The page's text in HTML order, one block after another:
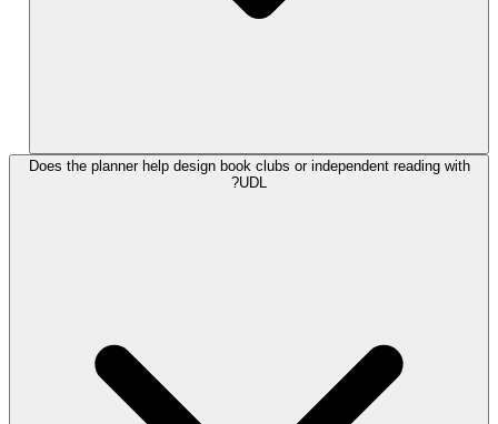
Does the planner help design book clubs or independent reading with
UDL?